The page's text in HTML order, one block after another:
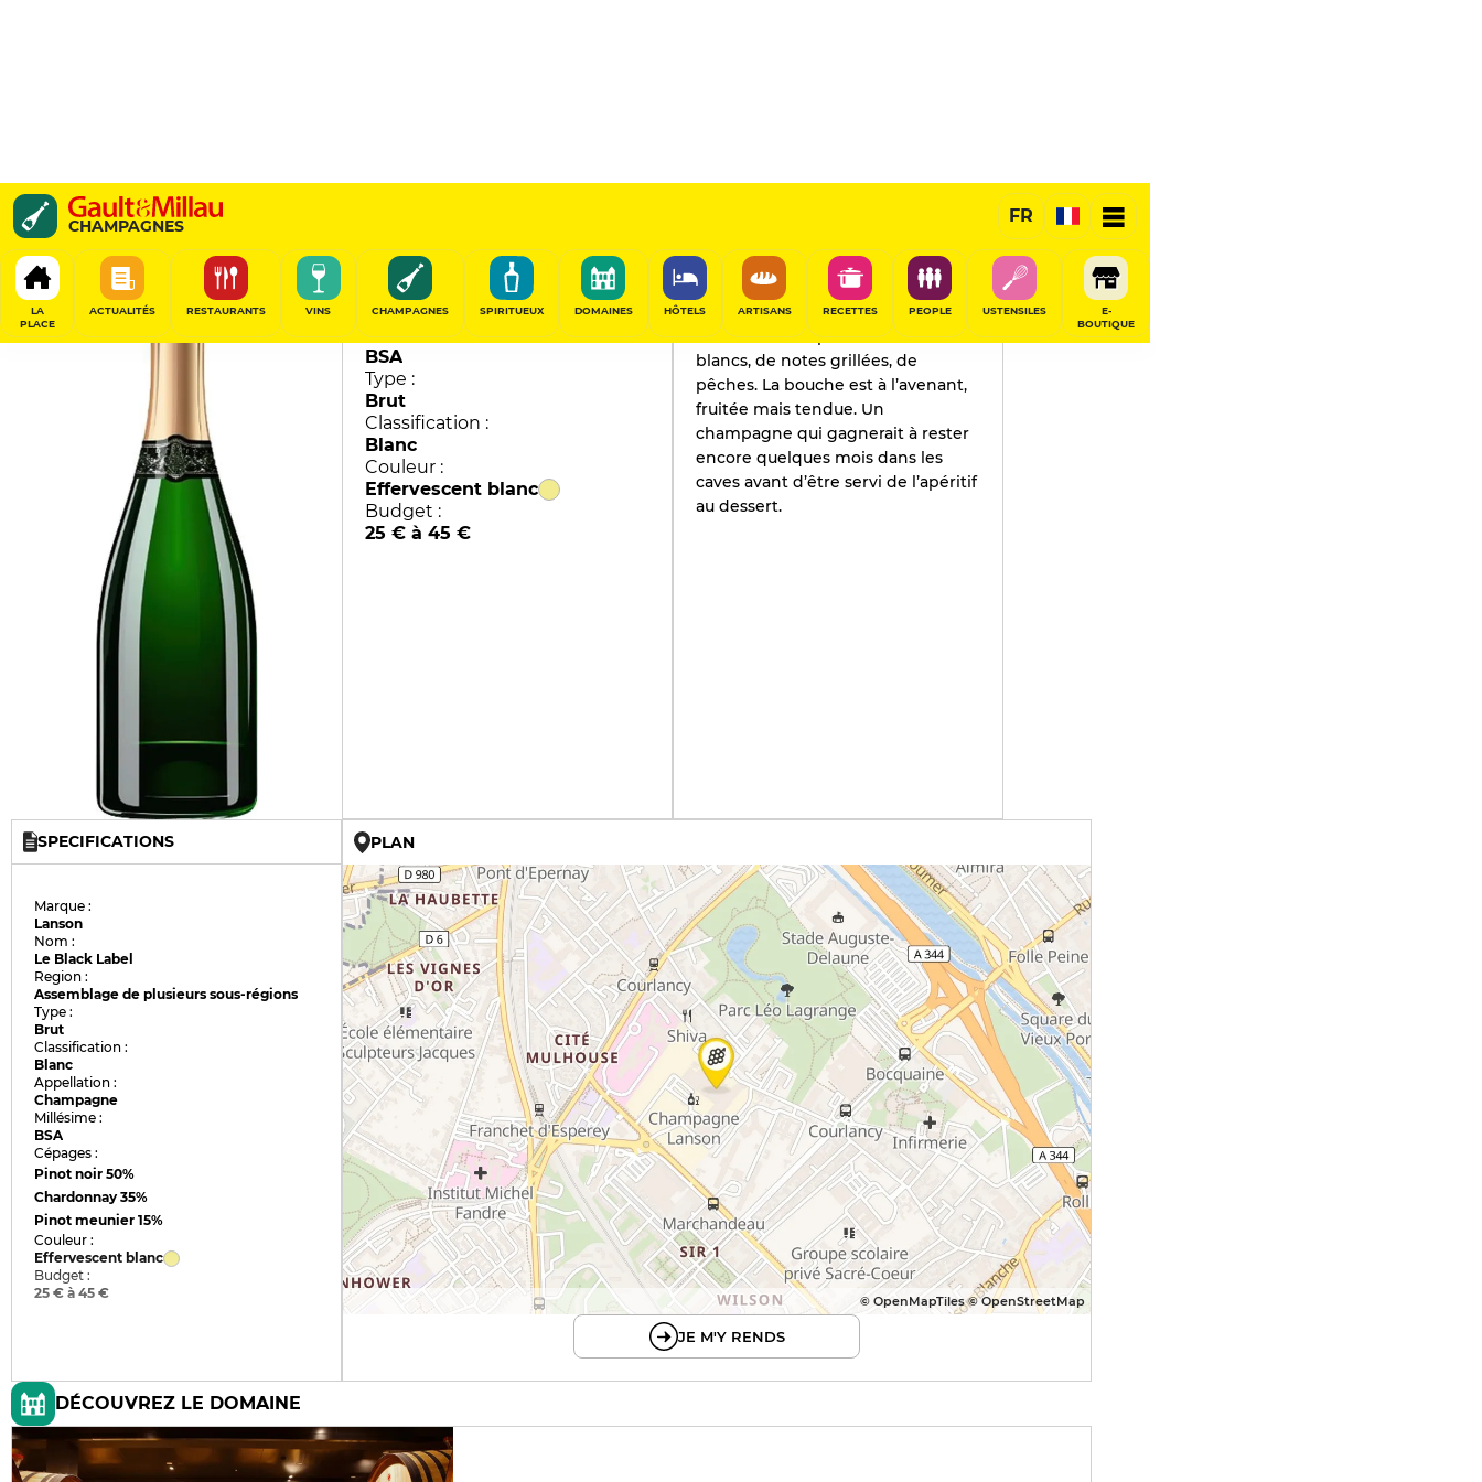
CHAMPAGNES
FR
LA
PLACE
ACTUALITÉS RESTAURANTS VINS CHAMPAGNES SPIRITUEUX DOMAINES HÔTELS ARTISANS RECETTES PEOPLE USTENSILES
E-
BOUTIQUE
Le Black Label
Lanson
PARTAGER
88/100
Champagne
Millésime :
BSA
Type :
Brut
Classification :
Blanc
Couleur :
Effervescent blanc
Budget :
25 € à 45 €
L'AVIS DE GAULT&MILLAU
2023
Nez fin sur des parfums de fruits
blancs, de notes grillées, de
pêches. La bouche est à l’avenant,
fruitée mais tendue. Un
champagne qui gagnerait à rester
encore quelques mois dans les
caves avant d’être servi de l’apéritif
au dessert.
SPECIFICATIONS
Marque :
Lanson
Nom :
Le Black Label
Region :
Assemblage de plusieurs sous-régions
Type :
Brut
Classification :
Blanc
Appellation :
Champagne
Millésime :
BSA
Cépages :
Pinot noir50%
Chardonnay35%
Pinot meunier15%
Couleur :
Effervescent blanc
Budget :
25 € à 45 €
PLAN
© OpenMapTiles © OpenStreetMap
JE M'Y RENDS
DÉCOUVREZ LE DOMAINE